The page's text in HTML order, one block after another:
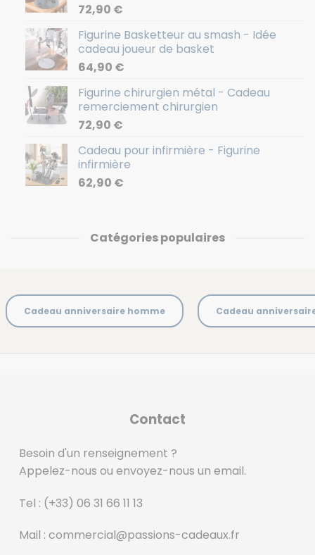
72,90 €
Figurine Basketteur au smash - Idée
cadeau joueur de basket
64,90 €
Figurine chirurgien métal - Cadeau
remerciement chirurgien
72,90 €
Cadeau pour infirmière - Figurine
infirmière
62,90 €
Catégories populaires
Cadeau anniversaire homme Cadeau
Contact
Besoin d'un renseignement ?
Appelez-nous ou envoyez-nous un email.
Tel : (+33) 06 31 66 11 13
Mail : commercial@passions-cadeaux.fr